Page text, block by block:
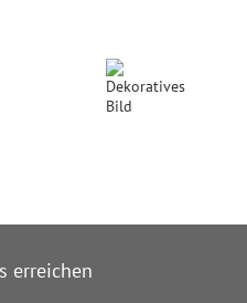
erreichen